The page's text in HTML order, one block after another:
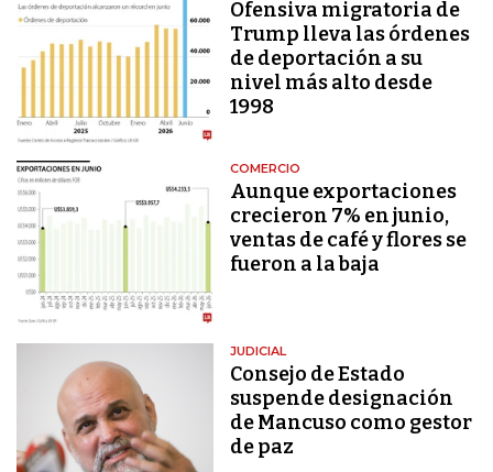
Ofensiva migratoria de
Trump lleva las órdenes
de deportación a su
nivel más alto desde
1998
COMERCIO
Aunque exportaciones
crecieron 7% en junio,
ventas de café y flores se
fueron a la baja
JUDICIAL
Consejo de Estado
suspende designación
de Mancuso como gestor
de paz